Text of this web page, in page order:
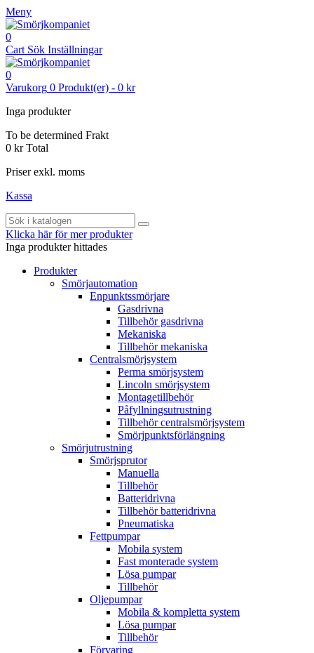
Meny
0
Cart Sök Inställningar
0
Varukorg 0 Produkt(er) - 0 kr
Inga produkter
To be determined Frakt
0 kr Total
Priser exkl. moms
Kassa
Klicka här för mer produkter
Inga produkter hittades
Produkter
Smörjautomation
Enpunktssmörjare
Gasdrivna
Tillbehör gasdrivna
Mekaniska
Tillbehör mekaniska
Centralsmörjsystem
Perma smörjsystem
Lincoln smörjsystem
Montagetillbehör
Påfyllningsutrustning
Tillbehör centralsmörjsystem
Smörjpunktsförlängning
Smörjutrustning
Smörjsprutor
Manuella
Tillbehör
Batteridrivna
Tillbehör batteridrivna
Pneumatiska
Fettpumpar
Mobila system
Fast monterade system
Lösa pumpar
Tillbehör
Oljepumpar
Mobila & kompletta system
Lösa pumpar
Tillbehör
Förvaring